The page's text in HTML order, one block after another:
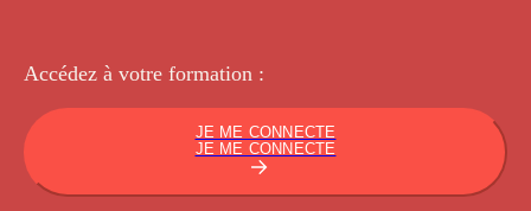
Accédez à votre formation :
JE ME CONNECTE
JE ME CONNECTE